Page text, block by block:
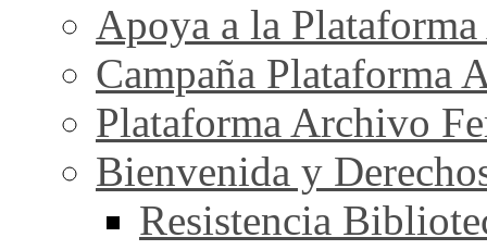
Apoya a la
Campaña Plataforma
Plataforma Archivo
Bienvenida y
Resistencia